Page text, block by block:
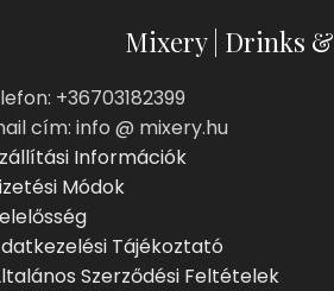
Mixery | Drinks
+36703182399
cím: info @ mixery.hu
Információk
Módok
Tájékoztató
Szerződési Feltételek